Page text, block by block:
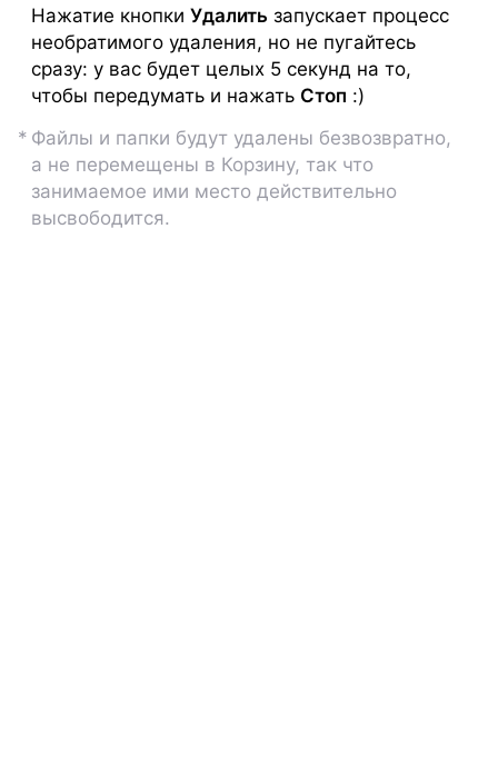
Нажатие кнопки Удалить запускает процесс
необратимого удаления, но не пугайтесь
сразу: у вас будет целых 5 секунд на то,
чтобы передумать и нажать Стоп :)
Файлы и папки будут удалены безвозвратно,
а не перемещены в Корзину, так что
занимаемое ими место действительно
высвободится.